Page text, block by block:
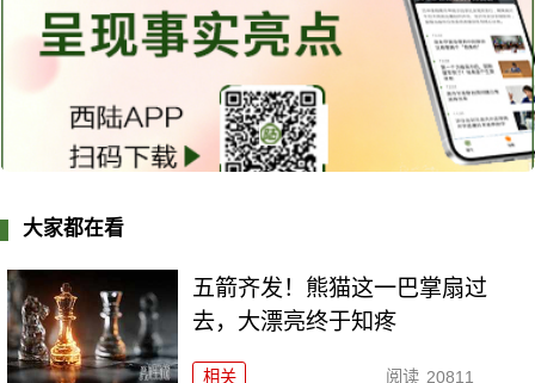
大家都在看
五箭齐发！熊猫这一巴掌扇过
去，大漂亮终于知疼
相关 阅读 20811